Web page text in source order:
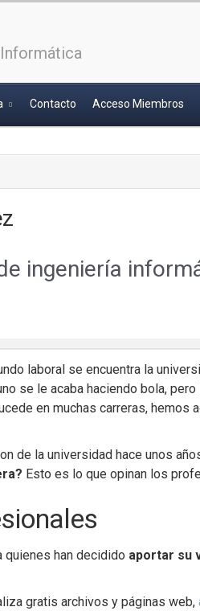
Contacto Acceso Miembros
ingeniería
laboral se encuentra la
se le acaba haciendo bola,
en muchas carreras,
de la universidad hace unos
Esto es lo que opinan los
han decidido aportar su
gratis archivos y páginas web,